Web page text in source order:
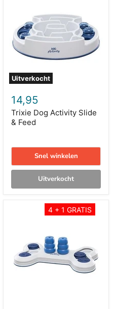
Uitverkocht
Feed
14,95
Trixie Dog Activity Slide
& Feed
Snel winkelen
Uitverkocht
4 + 1 GRATIS
Bone